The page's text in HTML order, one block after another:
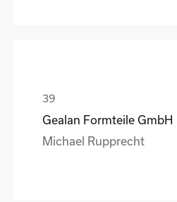
Gealan Formteile GmbH
Michael Rupprecht